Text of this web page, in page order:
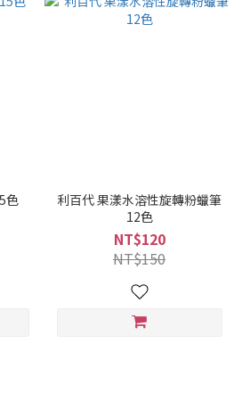
色
利百代 果漾水溶性旋轉粉蠟筆
12色
NT$120
NT$150